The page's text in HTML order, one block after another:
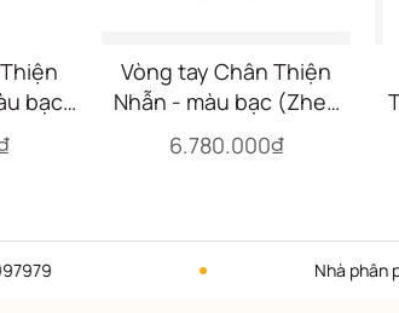
bạc
Vòng tay Chân Thiện
Nhẫn - màu bạc (Zhen
Shan Ren Wondrous
Words)
6.780.000₫
Nhà phân phối ủy